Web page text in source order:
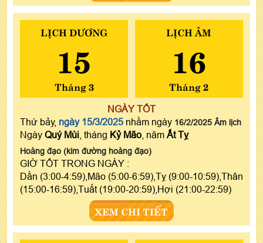
LỊCH DƯƠNG
15
Tháng 3
LỊCH ÂM
16
Tháng 2
NGÀY TỐT
Thứ bảy, ngày 15/3/2025 nhằm ngày 16/2/2025 Âm lịch
Ngày Quý Mùi , tháng Kỷ Mão , năm Ất Tỵ
Hoàng đạo (kim đường hoàng đạo)
GIỜ TỐT TRONG NGÀY :
Dần (3:00-4:59),Mão (5:00-6:59),Tỵ (9:00-10:59),Thân
(15:00-16:59),Tuất (19:00-20:59),Hợi (21:00-22:59)
XEM CHI TIẾT